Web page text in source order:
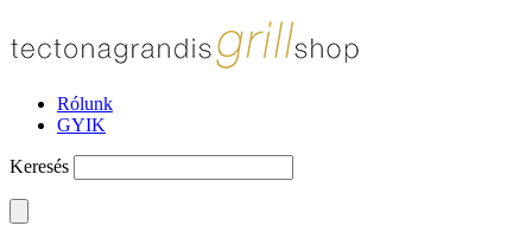
Rólunk
GYIK
Keresés